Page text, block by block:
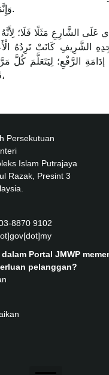
وَإِنَّمَا ذَلِكَ فِي مَحْصُورِينَ.
عَلَى الشَّارِعِ مَثَلًا فَلَا؛
الشَّرِيفِ كَانَتْ تَرِدُهُ
الرَّفْعِ؛ لِيَتَعَلَّمَ كُلَّ
قَبْلَهَا اهـ وَلَا شَيْءَ فِيهِ،
Persekutuan
Islam Putrajaya
Razak, Presint 3
8870 9102
Portal JMWP
pelanggan?